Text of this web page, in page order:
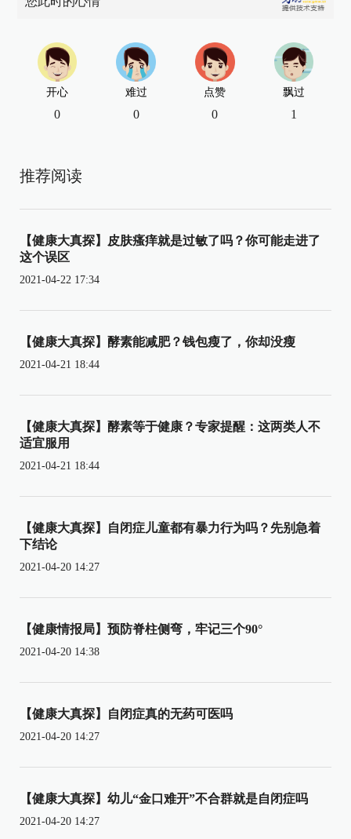
开心
0
难过
0
点赞
0
飘过
1
推荐阅读
【健康大真探】皮肤瘙痒就是过敏了吗？你可能走进了
这个误区
2021-04-22 17:34
【健康大真探】酵素能减肥？钱包瘦了，你却没瘦
2021-04-21 18:44
【健康大真探】酵素等于健康？专家提醒：这两类人不
适宜服用
2021-04-21 18:44
【健康大真探】自闭症儿童都有暴力行为吗？先别急着
下结论
2021-04-20 14:27
【健康情报局】预防脊柱侧弯，牢记三个90°
2021-04-20 14:38
【健康大真探】自闭症真的无药可医吗
2021-04-20 14:27
【健康大真探】幼儿“金口难开”不合群就是自闭症吗
2021-04-20 14:27